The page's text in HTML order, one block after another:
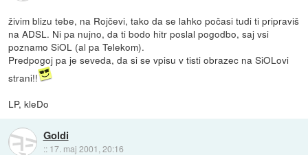
živim blizu tebe, na Rojčevi, tako da se lahko počasi tudi ti pripraviš
na ADSL. Ni pa nujno, da ti bodo hitr poslal pogodbo, saj vsi
poznamo SiOL (al pa Telekom).
Predpogoj pa je seveda, da si se vpisu v tisti obrazec na SiOLovi
strani!!
LP, kleDo
Goldi
:: 17. maj 2001, 20:16